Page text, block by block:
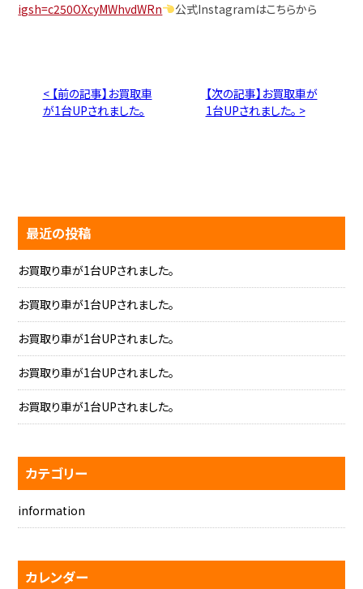
igsh=c250OXcyMWhvdWRn
公式Instagramはこちらから
< 【前の記事】お買取車
が1台UPされました。
【次の記事】お買取車が
1台UPされました。 >
最近の投稿
お買取り車が1台UPされました。
お買取り車が1台UPされました。
お買取り車が1台UPされました。
お買取り車が1台UPされました。
お買取り車が1台UPされました。
カテゴリー
information
カレンダー